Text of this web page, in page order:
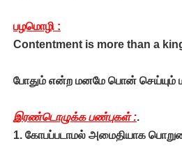
பழமொழி :
Contentment is more than a
போதும் என்ற மனமே பொன் செய்யும்
இரண்டொழுக்க பண்புகள் :.
1. கோபப்படாமல் அமைதியாக